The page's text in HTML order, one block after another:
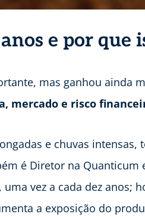
e por que
mas ganhou ainda
mercado e risco
e chuvas intensas,
é Diretor na Quanticum
vez a cada dez anos;
a exposição do